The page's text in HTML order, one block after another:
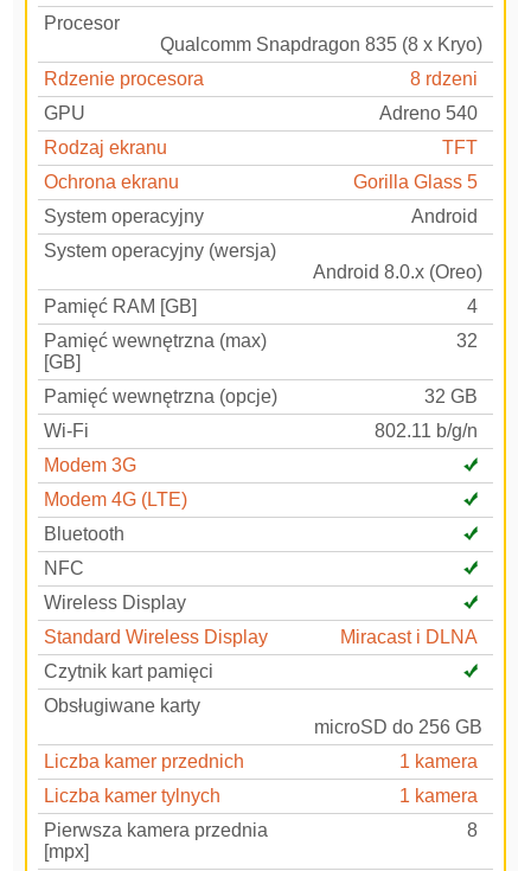
Procesor
Qualcomm Snapdragon 835 (8 x Kryo)
Rdzenie procesora
8 rdzeni
GPU
Adreno 540
Rodzaj ekranu
TFT
Ochrona ekranu
Gorilla Glass 5
System operacyjny
Android
System operacyjny (wersja)
Android 8.0.x (Oreo)
Pamięć RAM [GB]
4
Pamięć wewnętrzna (max)
[GB]
32
Pamięć wewnętrzna (opcje)
32 GB
Wi-Fi
802.11 b/g/n
Modem 3G
Modem 4G (LTE)
Bluetooth
NFC
Wireless Display
Standard Wireless Display
Miracast i DLNA
Czytnik kart pamięci
Obsługiwane karty
microSD do 256 GB
Liczba kamer przednich
1 kamera
Liczba kamer tylnych
1 kamera
Pierwsza kamera przednia
[mpx]
8